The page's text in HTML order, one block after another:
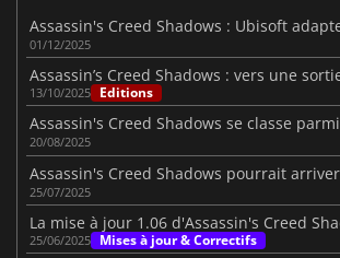
01/12/2025
13/10/2025 Editions
20/08/2025
25/07/2025
25/06/2025 Mises à jour & Correctifs